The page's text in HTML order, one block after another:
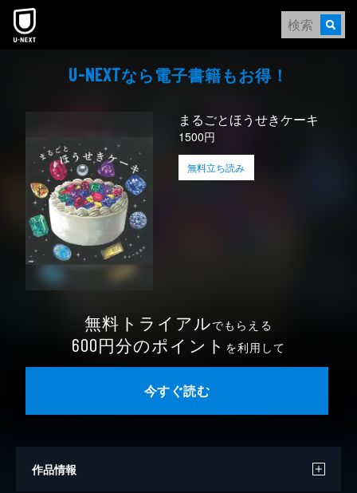
本文へスキップ
U-NEXTなら電⼦書籍もお得！
まるごとほうせきケーキ
1500円
無料立ち読み
無料トライアルでもらえる
600円分のポイント を利用して
今すぐ読む
作品情報